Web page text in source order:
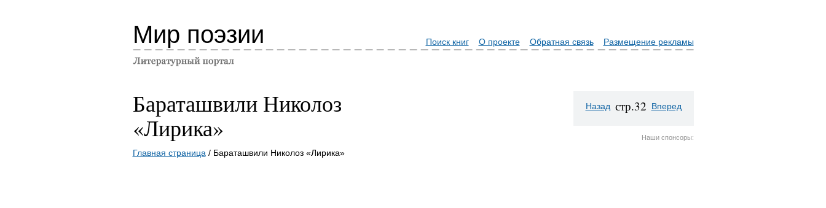
Мир поэзии Поиск книг О проекте Обратная связь Размещение рекламы
Бараташвили Николоз
«Лирика»
Главная страница / Бараташвили Николоз «Лирика»
Назад стр.32 Вперед
Наши спонсоры: